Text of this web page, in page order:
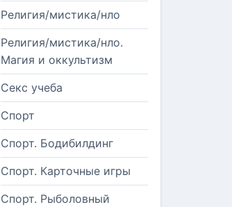
Религия/мистика/нло
Религия/мистика/нло.
Магия и оккультизм
Секс учеба
Спорт
Спорт. Бодибилдинг
Спорт. Карточные игры
Спорт. Рыболовный